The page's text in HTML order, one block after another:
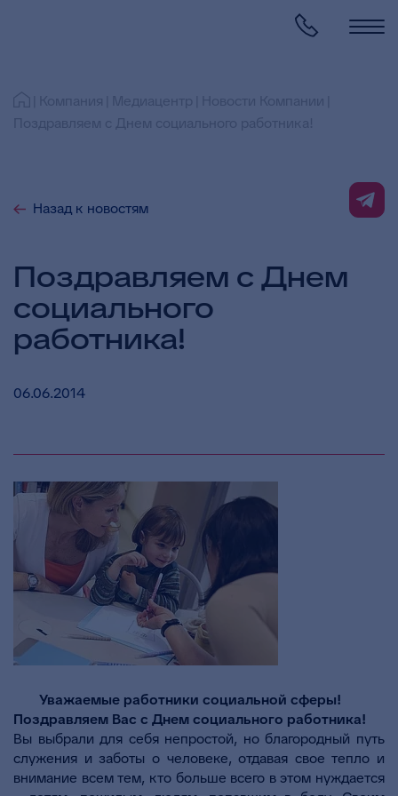
Назад к новостям
Поздравляем с Днем
социального
работника!
06.06.2014
Уважаемые работники социальной сферы!
Поздравляем Вас с Днем социального работника!
Вы выбрали для себя непростой, но благородный путь
служения и заботы о человеке, отдавая свое тепло и
внимание всем тем, кто больше всего в этом нуждается